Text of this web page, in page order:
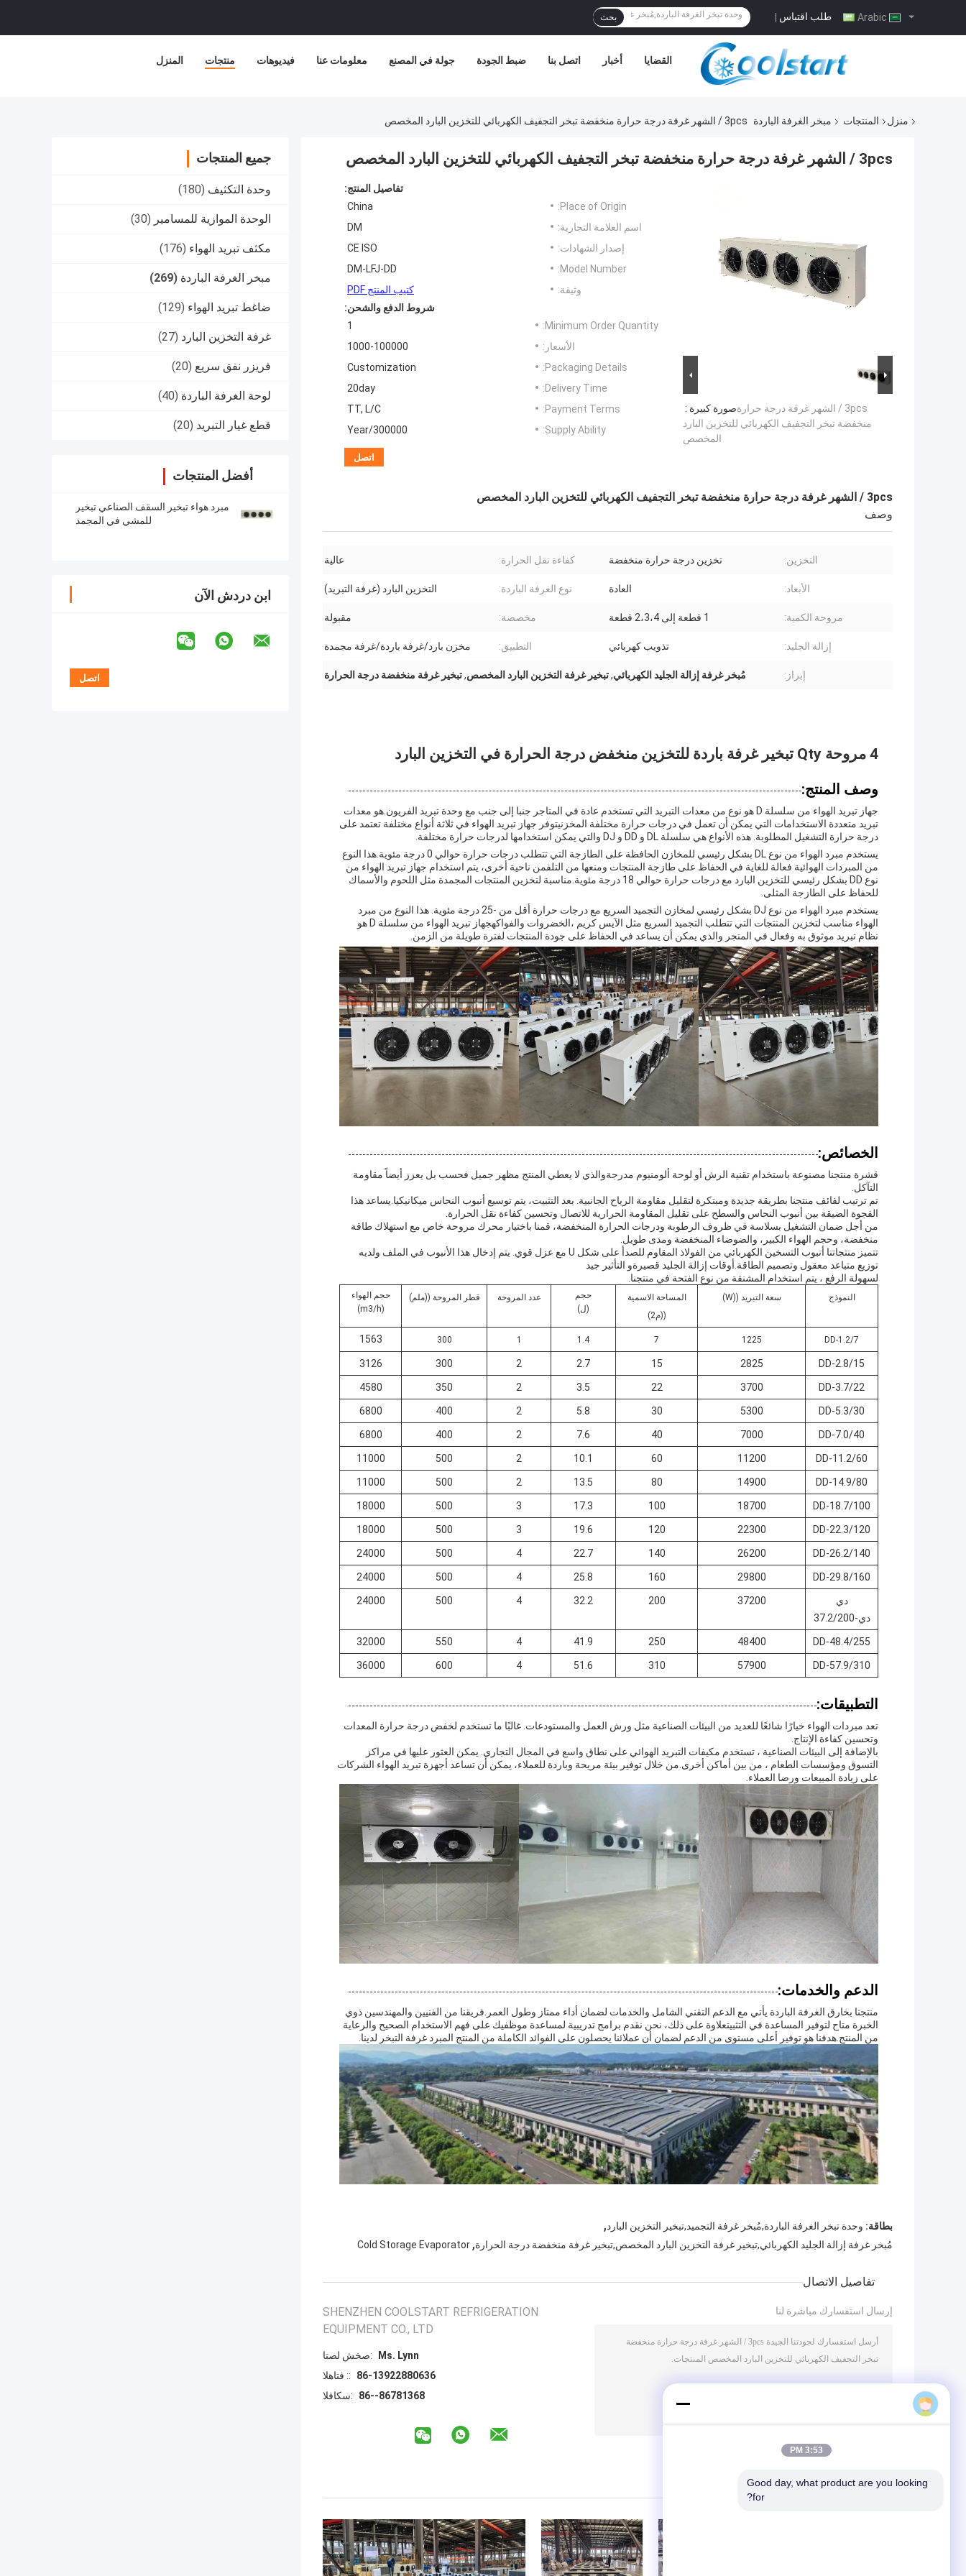
طلب اقتباس | بحث
المنزل منتجات فيديوهات معلومات عنا جولة في المصنع ضبط الجودة اتصل بنا أخبار القضايا
منزل المنتجات مبخر الغرفة الباردة 3pcs / الشهر غرفة درجة حرارة منخفضة تبخر التجفيف الكهربائي للتخزين البارد المخصص
جميع المنتجات
وحدة التكثيف (180)
الوحدة الموازية للمسامير (30)
مكثف تبريد الهواء (176)
مبخر الغرفة الباردة (269)
ضاغط تبريد الهواء (129)
غرفة التخزين البارد (27)
فريزر نفق سريع (20)
لوحة الغرفة الباردة (40)
قطع غيار التبريد (20)
أفضل المنتجات
مبرد هواء تبخير السقف الصناعي تبخير
للمشي في المجمد
ابن دردش الآن
3pcs / الشهر غرفة درجة حرارة منخفضة تبخر التجفيف الكهربائي للتخزين البارد المخصص
صورة كبيرة :3pcs / الشهر غرفة درجة حرارة
منخفضة تبخر التجفيف الكهربائي للتخزين البارد
المخصص
تفاصيل المنتج:
Place of Origin:
China
اسم العلامة التجارية:
DM
إصدار الشهادات:
CE ISO
Model Number:
DM-LFJ-DD
وثيقة:
كتيب المنتج PDF
شروط الدفع والشحن:
Minimum Order Quantity:
1
الأسعار:
1000-100000
Packaging Details:
Customization
Delivery Time:
20day
Payment Terms:
TT, L/C
Supply Ability:
300000/Year
اتصل
3pcs / الشهر غرفة درجة حرارة منخفضة تبخر التجفيف الكهربائي للتخزين البارد المخصص
وصف
التخزين: تخزين درجة حرارة منخفضة كفاءة نقل الحرارة: عالية
الأبعاد: العادة نوع الغرفة الباردة: التخزين البارد (غرفة التبريد)
مروحة الكمية: 1 قطعة إلى 2،3،4 قطعة مخصصة: مقبولة
إزالة الجليد: تذويب كهربائي التطبيق: مخزن بارد/غرفة باردة/غرفة مجمدة
إبراز: مُبخر غرفة إزالة الجليد الكهربائي,تبخير غرفة التخزين البارد المخصص,تبخير غرفة منخفضة درجة الحرارة
4 مروحة Qty تبخير غرفة باردة للتخزين منخفض درجة الحرارة في التخزين البارد
وصف المنتج:
جهاز تبريد الهواء من سلسلة D هو نوع من معدات التبريد التي تستخدم عادة في المتاجر جنبا إلى جنب مع وحدة تبريد الفريون.هو معدات
تبريد متعددة الاستخدامات التي يمكن أن تعمل في درجات حرارة مختلفة المخزنيتوفر جهاز تبريد الهواء في ثلاثة أنواع مختلفة تعتمد على
درجة حرارة التشغيل المطلوبة. هذه الأنواع هي سلسلة DL و DD و DJ والتي يمكن استخدامها لدرجات حرارة مختلفة.
يستخدم مبرد الهواء من نوع DL بشكل رئيسي للمخازن الحافظة على الطازجة التي تتطلب درجات حرارة حوالي 0 درجة مئوية.هذا النوع
من المبردات الهوائية فعالة للغاية في الحفاظ على طازجة المنتجات ومنعها من التلفمن ناحية أخرى، يتم استخدام جهاز تبريد الهواء من
نوع DD بشكل رئيسي للتخزين البارد مع درجات حرارة حوالي 18 درجة مئوية.مناسبة لتخزين المنتجات المجمدة مثل اللحوم والأسماك
للحفاظ على الطازجة المثلى.
يستخدم مبرد الهواء من نوع DJ بشكل رئيسي لمخازن التجميد السريع مع درجات حرارة أقل من -25 درجة مئوية. هذا النوع من مبرد
الهواء مناسب لتخزين المنتجات التي تتطلب التجميد السريع مثل الآيس كريم ،الخضروات والفواكهجهاز تبريد الهواء من سلسلة D هو
نظام تبريد موثوق به وفعال في المتجر والذي يمكن أن يساعد في الحفاظ على جودة المنتجات لفترة طويلة من الزمن.
الخصائص:
قشرة منتجنا مصنوعة باستخدام تقنية الرش أو لوحة ألومنيوم مدرجةوالذي لا يعطي المنتج مظهر جميل فحسب بل يعزز أيضاً مقاومة
التآكل.
تم ترتيب لفائف منتجنا بطريقة جديدة ومبتكرة لتقليل مقاومة الرياح الجانبية. بعد التثبيت، يتم توسيع أنبوب النحاس ميكانيكيا.يساعد هذا
الفجوة الضيقة بين أنبوب النحاس والسطح على تقليل المقاومة الحرارية للاتصال وتحسين كفاءة نقل الحرارة.
من أجل ضمان التشغيل بسلاسة في ظروف الرطوبة ودرجات الحرارة المنخفضة، قمنا باختيار محرك مروحة خاص مع استهلاك طاقة
منخفضة، وحجم الهواء الكبير، والضوضاء المنخفضة ومدى طويل.
تتميز منتجاتنا أنبوب التسخين الكهربائي من الفولاذ المقاوم للصدأ على شكل U مع عزل قوي. يتم إدخال هذا الأنبوب في الملف ولديه
توزيع متباعد معقول وتصميم الطاقة.أوقات إزالة الجليد قصيرةو التأثير جيد
لسهولة الرفع ، يتم استخدام المشنقة من نوع الفتحة في منتجنا.
النموذج سعة التبريد ((W)
المساحة الاسمية
((م2)
حجم
(ل)
عدد المروحة قطر المروحة ((ملم)
حجم الهواء
(m3/h)
DD-1.2/7
1225
7
1.4
1
300
1563
DD-2.8/15
2825
15
2.7
2
300
3126
DD-3.7/22
3700
22
3.5
2
350
4580
DD-5.3/30
5300
30
5.8
2
400
6800
DD-7.0/40
7000
40
7.6
2
400
6800
DD-11.2/60
11200
60
10.1
2
500
11000
DD-14.9/80
14900
80
13.5
2
500
11000
DD-18.7/100
18700
100
17.3
3
500
18000
DD-22.3/120
22300
120
19.6
3
500
18000
DD-26.2/140
26200
140
22.7
4
500
24000
DD-29.8/160
29800
160
25.8
4
500
24000
دي
دي-37.2/200
37200
200
32.2
4
500
24000
DD-48.4/255
48400
250
41.9
4
550
32000
DD-57.9/310
57900
310
51.6
4
600
36000
التطبيقات:
تعد مبردات الهواء خيارًا شائعًا للعديد من البيئات الصناعية مثل ورش العمل والمستودعات. غالبًا ما تستخدم لخفض درجة حرارة المعدات
وتحسين كفاءة الإنتاج.
بالإضافة إلى البيئات الصناعية ، تستخدم مكيفات التبريد الهوائي على نطاق واسع في المجال التجاري. يمكن العثور عليها في مراكز
التسوق ومؤسسات الطعام ، من بين أماكن أخرى.من خلال توفير بيئة مريحة وباردة للعملاء، يمكن أن تساعد أجهزة تبريد الهواء الشركات
على زيادة المبيعات ورضا العملاء.
الدعم والخدمات:
منتجنا بخارق الغرفة الباردة يأتي مع الدعم التقني الشامل والخدمات لضمان أداء ممتاز وطول العمر.فريقنا من الفنيين والمهندسين ذوي
الخبرة متاح لتوفير المساعدة في التثبيتعلاوة على ذلك، نحن نقدم برامج تدريبية لمساعدة موظفيك على فهم الاستخدام الصحيح والرعاية
من المنتج.هدفنا هو توفير أعلى مستوى من الدعم لضمان أن عملائنا يحصلون على الفوائد الكاملة من المنتج المبرد غرفة التبخر لدينا.
بطاقة: وحدة تبخر الغرفة الباردة,مُبخر غرفة التجميد,تبخير التخزين البارد,
مُبخر غرفة إزالة الجليد الكهربائي,تبخير غرفة التخزين البارد المخصص,تبخير غرفة منخفضة درجة الحرارة,
Cold Storage Evaporator
تفاصيل الاتصال
SHENZHEN COOLSTART REFRIGERATION
EQUIPMENT CO., LTD
اتصل شخص:
Ms. Lynn
الهاتف ::
86-13922880636
الفاكس:
86--86781368
إرسال استفسارك مباشرة لنا
3:53 PM
Good day, what product are you looking
for?